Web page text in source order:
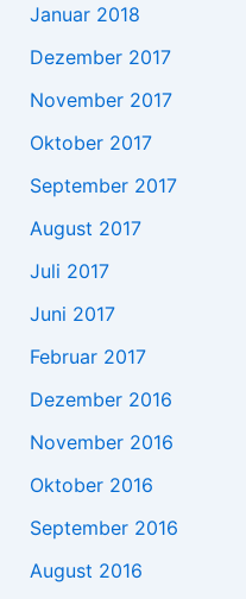
Januar 2018
Dezember 2017
November 2017
Oktober 2017
September 2017
August 2017
Juli 2017
Juni 2017
Februar 2017
Dezember 2016
November 2016
Oktober 2016
September 2016
August 2016